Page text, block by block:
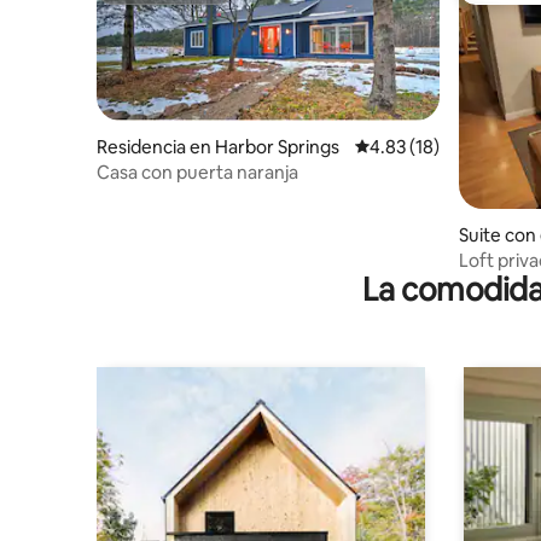
Residencia en Harbor Springs Calificación promedio:
4.83 (18)
Casa con puerta naranja
Suite
ente en
Loft
Springs
La